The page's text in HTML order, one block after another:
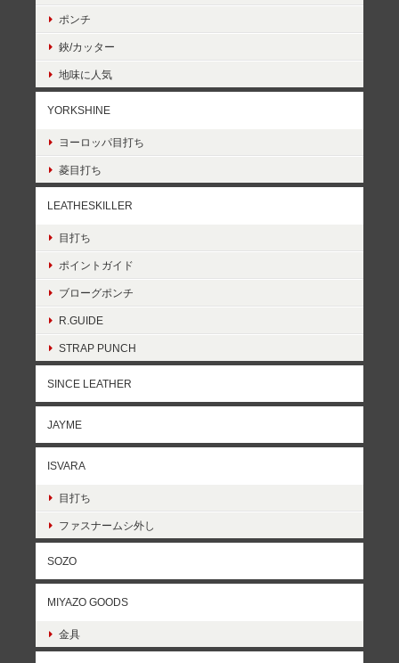
ポンチ
鋏/カッター
地味に人気
YORKSHINE
ヨーロッパ目打ち
菱目打ち
LEATHESKILLER
目打ち
ポイントガイド
ブローグポンチ
R.GUIDE
STRAP PUNCH
SINCE LEATHER
JAYME
ISVARA
目打ち
ファスナームシ外し
SOZO
MIYAZO GOODS
金具